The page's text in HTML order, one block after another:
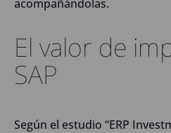
acompañándolas.
El valor de
SAP
Según el estudio “ERP